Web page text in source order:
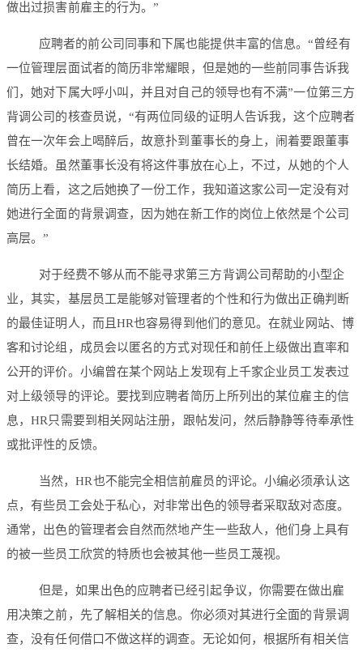
做出过损害前雇主的行为。”
应聘者的前公司同事和下属也能提供丰富的信息。“曾经有
一位管理层面试者的简历非常耀眼，但是她的一些前同事告诉我
们，她对下属大呼小叫，并且对自己的领导也有不满”一位第三方
背调公司的核查员说，“有两位同级的证明人告诉我，这个应聘者
曾在一次年会上喝醉后，故意扑到董事长的身上，闹着要跟董事
长结婚。虽然董事长没有将这件事放在心上，不过，从她的个人
简历上看，这之后她换了一份工作，我知道这家公司一定没有对
她进行全面的背景调查，因为她在新工作的岗位上依然是个公司
高层。”
对于经费不够从而不能寻求第三方背调公司帮助的小型企
业，其实，基层员工是能够对管理者的个性和行为做出正确判断
的最佳证明人，而且HR也容易得到他们的意见。在就业网站、博
客和讨论组，成员会以匿名的方式对现任和前任上级做出直率和
公开的评价。小编曾在某个网站上发现有上千家企业员工发表过
对上级领导的评论。要找到应聘者简历上所列出的某位雇主的信
息，HR只需要到相关网站注册，跟帖发问，然后静静等待奉承性
或批评性的反馈。
当然，HR也不能完全相信前雇员的评论。小编必须承认这
点，有些员工会处于私心，对非常出色的领导者采取敌对态度。
通常，出色的管理者会自然而然地产生一些敌人，他们身上具有
的被一些员工欣赏的特质也会被其他一些员工蔑视。
但是，如果出色的应聘者已经引起争议，你需要在做出雇
用决策之前，先了解相关的信息。你必须对其进行全面的背景调
查，没有任何借口不做这样的调查。无论如何，根据所有相关信